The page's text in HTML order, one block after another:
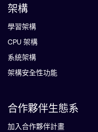
架構
學習架構
CPU 架構
系統架構
架構安全性功能
合作夥伴生態系
加入合作夥伴計畫